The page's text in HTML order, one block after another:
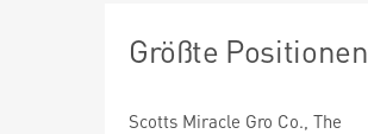
Größte Positionen
Scotts Miracle Gro Co., The